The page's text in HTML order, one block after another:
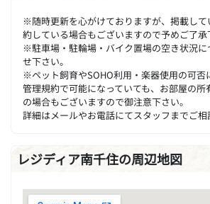
※随時更新を心がけておりますが、掲載し
約している場合もございますので予めご了承
※駐車場・駐輪場・バイク置場の空き状況に
せ下さい。
※ペット飼育やSOHO利用・楽器使用の可否
管理規約で可能になっていても、お部屋の所
の場合もございますので御注意下さい。
詳細はメールやお電話にてスタッフまでご相
レジディア南千住の周辺地図